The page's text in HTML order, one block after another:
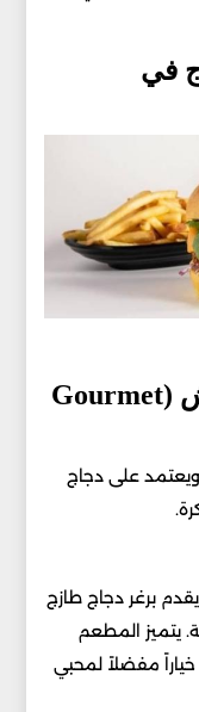
في
البرغر العصري والمقرمش (Gourmet
ويعتمد على دجاج
برغر دجاج طازج
يتميز المطعم
مفضلاً لمحبي